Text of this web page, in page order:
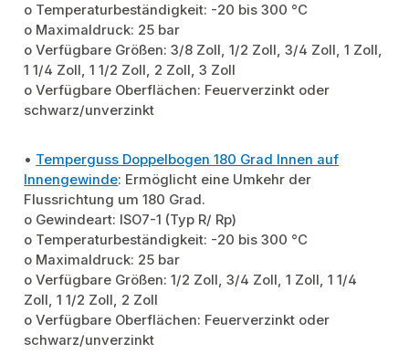
o Temperaturbeständigkeit: -20 bis 300 °C
o Maximaldruck: 25 bar
o Verfügbare Größen: 3/8 Zoll, 1/2 Zoll, 3/4 Zoll, 1 Zoll,
1 1/4 Zoll, 1 1/2 Zoll, 2 Zoll, 3 Zoll
o Verfügbare Oberflächen: Feuerverzinkt oder
schwarz/unverzinkt
• Temperguss Doppelbogen 180 Grad Innen auf
Innengewinde: Ermöglicht eine Umkehr der
Flussrichtung um 180 Grad.
o Gewindeart: ISO7-1 (Typ R/ Rp)
o Temperaturbeständigkeit: -20 bis 300 °C
o Maximaldruck: 25 bar
o Verfügbare Größen: 1/2 Zoll, 3/4 Zoll, 1 Zoll, 1 1/4
Zoll, 1 1/2 Zoll, 2 Zoll
o Verfügbare Oberflächen: Feuerverzinkt oder
schwarz/unverzinkt